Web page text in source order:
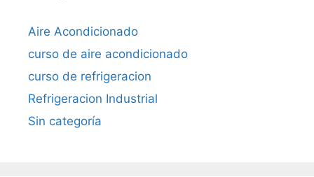
Aire Acondicionado
curso de aire acondicionado
curso de refrigeracion
Refrigeracion Industrial
Sin categoría